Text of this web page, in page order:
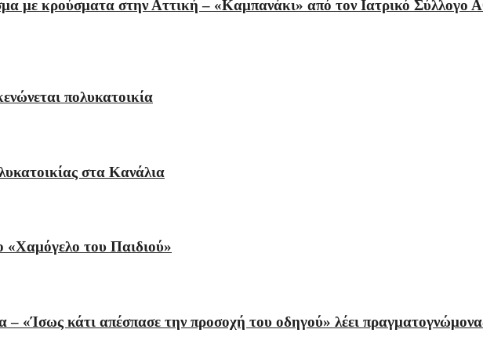
με κρούσματα στην Αττική – «Καμπανάκι» από τον Ιατρικό Σύλλογο
πολυκατοικία
στα Κανάλια
«Χαμόγελο του Παιδιού»
– «Ίσως κάτι απέσπασε την προσοχή του οδηγού» λέει